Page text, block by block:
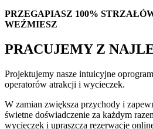
PRZEGAPIASZ 100%
WEŹMIESZ
PRACUJEMY Z
Projektujemy nasze intuicyjne
operatorów atrakcji i wycieczek.
W zamian zwiększa przychody i
świetne doświadczenie za każdym
wycieczek i upraszcza rezerwacje